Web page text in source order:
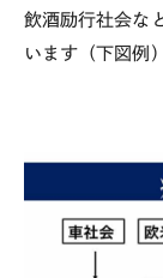
飲酒励行社会な
います（下図例